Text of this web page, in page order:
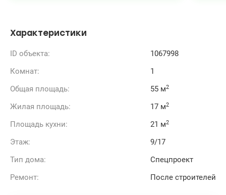
Характеристики
ID объекта:
1067998
Комнат:
1
Общая площадь:
55 м2
Жилая площадь: 17 м2
Площадь кухни: 21 м2
Этаж:
9/17
Тип дома:
Спецпроект
Ремонт:
После строителей